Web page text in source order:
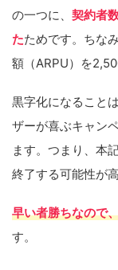
の一つに、 契約者
たためです。ちな
額（ARPU）を
黒字化になること
ザーが喜ぶキャン
ます。つまり、本
終了する可能性が
早い者勝ちなので
す。